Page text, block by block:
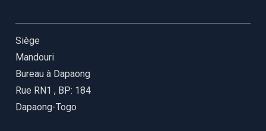
Siège
Mandouri
Bureau à Dapaong
Rue RN1, BP: 184
Dapaong-Togo